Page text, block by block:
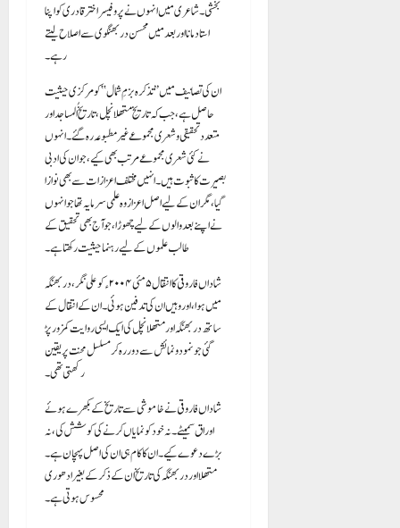
بخشی۔ شاعری میں انہوں نے پروفیسر اختر قادری کو اپنا
استاد مانا اور بعد میں محسن دربھنگوی سے اصلاح لیتے
رہے۔
ان کی تصانیف میں ’’تذکرہ بزمِ شمال‘‘ کو مرکزی حیثیت
حاصل ہے، جب کہ تاریخِ متھلانچل، تاریخُ المساجد اور
متعدد تحقیقی و شعری مجموعے غیر مطبوعہ رہ گئے۔ انہوں
نے کئی شعری مجموعے مرتب بھی کیے، جو ان کی ادبی
بصیرت کا ثبوت ہیں۔ انہیں مختلف اعزازات سے بھی نوازا
گیا، مگر ان کے لیے اصل اعزاز وہ علمی سرمایہ تھا جو انہوں
نے اپنے بعد والوں کے لیے چھوڑا، جو آج بھی تحقیق کے
طالب علموں کے لیے رہنما حیثیت رکھتا ہے۔
شاداں فاروقی کا انتقال ۵ مئی ۲۰۰۴ء کو علی نگر، دربھنگہ
میں ہوا، اور وہیں ان کی تدفین ہوئی۔ ان کے انتقال کے
ساتھ دربھنگہ اور متھلانچل کی ایک ایسی روایت کمزور پڑ
گئی جو نمود و نمائش سے دور رہ کر مسلسل محنت پر یقین
رکھتی تھی۔
شاداں فاروقی نے خاموشی سے تاریخ کے بکھرے ہوئے
اوراق سمیٹے۔ نہ خود کو نمایاں کرنے کی کوشش کی، نہ
بڑے دعوے کیے۔ ان کا کام ہی ان کی اصل پہچان ہے۔
متھلا اور دربھنگہ کی تاریخ ان کے ذکر کے بغیر ادھوری
محسوس ہوتی ہے۔